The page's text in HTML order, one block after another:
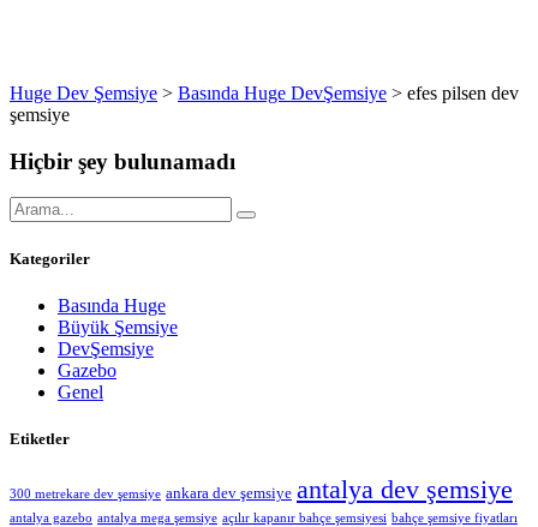
Huge Dev Şemsiye > Basında Huge DevŞemsiye > efes pilsen dev
şemsiye
Hiçbir şey bulunamadı
Kategoriler
Basında Huge
Büyük Şemsiye
DevŞemsiye
Gazebo
Genel
Etiketler
300 metrekare dev şemsiye ankara dev şemsiye antalya dev şemsiye
antalya gazebo antalya mega şemsiye açılır kapanır bahçe şemsiyesi bahçe şemsiye fiyatları